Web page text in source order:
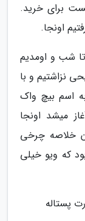
برای خرید.
اونجا.
شب و اومدیم
نزاشتیم و با
به اسم بیچ واک
میشد اونجا
خلاصه چرخی
که ویو خیلی
پستاله